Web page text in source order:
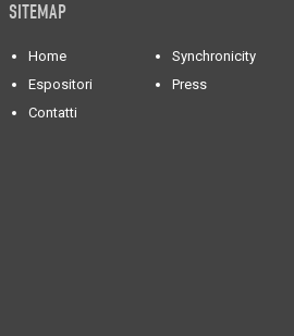
SITEMAP
Home
Synchronicity
Espositori
Press
Contatti